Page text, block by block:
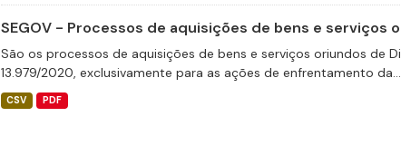
SEGOV - Processos de aquisições de bens e serviços
São os processos de aquisições de bens e serviços oriundos de
13.979/2020, exclusivamente para as ações de enfrentamento da...
CSV PDF